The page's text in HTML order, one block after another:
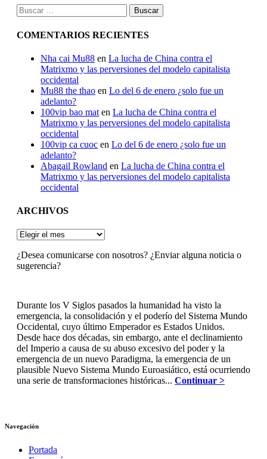
Buscar:
COMENTARIOS RECIENTES
Nha cai Mu88 en La lucha de China contra el
Matrixmo y las perversiones del modelo capitalista
occidental
Mu88 the thao en Lo del 6 de enero ¿solo fue un
adelanto?
100vip bao mat en La lucha de China contra el
Matrixmo y las perversiones del modelo capitalista
occidental
100vip ca cuoc en Lo del 6 de enero ¿solo fue un
adelanto?
Abagail Rowland en La lucha de China contra el
Matrixmo y las perversiones del modelo capitalista
occidental
ARCHIVOS
ARCHIVOS
¿Desea comunicarse con nosotros? ¿Enviar alguna noticia o
sugerencia?
Durante los V Siglos pasados la humanidad ha visto la
emergencia, la consolidación y el poderío del Sistema Mundo
Occidental, cuyo último Emperador es Estados Unidos.
Desde hace dos décadas, sin embargo, ante el declinamiento
del Imperio a causa de su abuso excesivo del poder y la
emergencia de un nuevo Paradigma, la emergencia de un
plausible Nuevo Sistema Mundo Euroasiático, está ocurriendo
una serie de transformaciones históricas... Continuar >
Navegación
Portada